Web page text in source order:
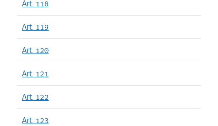
Art. 118
Art. 119
Art. 120
Art. 121
Art. 122
Art. 123